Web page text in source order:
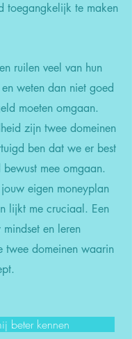
toegangkelijk te maken
ruilen veel van hun
weten dan niet goed
moeten omgaan.
zijn twee domeinen
ben dat we er best
mee omgaan.
eigen moneyplan
lijkt me cruciaal. Een
en leren
twee domeinen waarin
beter kennen